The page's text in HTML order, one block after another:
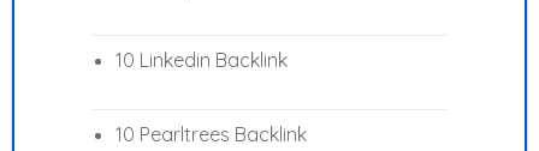
10 Linkedin Backlink
10 Pearltrees Backlink